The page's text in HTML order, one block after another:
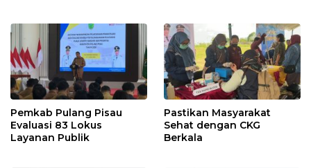
Pemkab Pulang Pisau
Evaluasi 83 Lokus
Layanan Publik
Pastikan Masyarakat
Sehat dengan CKG
Berkala